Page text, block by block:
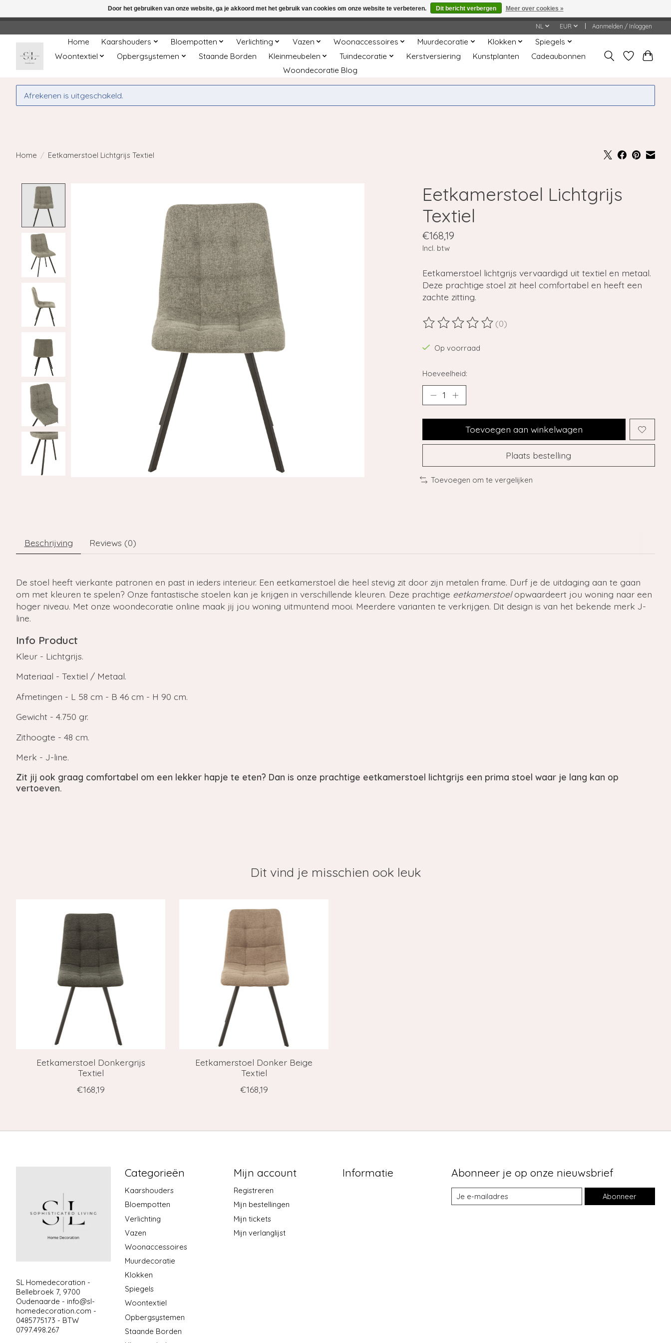
NL EUR Aanmelden / Inloggen
Home Kaarshouders Bloempotten Verlichting Vazen Woonaccessoires Muurdecoratie Klokken
Spiegels
Woontextiel
Opbergsystemen Staande Borden Kleinmeubelen Tuindecoratie Kerstversiering Kunstplanten
Cadeaubonnen
Woondecoratie Blog
Afrekenen is uitgeschakeld.
Home / Eetkamerstoel Lichtgrijs Textiel
Eetkamerstoel Lichtgrijs
Textiel
€168,19
Incl. btw
Eetkamerstoel lichtgrijs vervaardigd uit textiel en metaal.
Deze prachtige stoel zit heel comfortabel en heeft een
zachte zitting.
De beoordeling van dit product is
(0)
Op voorraad
Hoeveelheid:
Toevoegen aan winkelwagen
Plaats bestelling
Toevoegen om te vergelijken
Beschrijving Reviews (0)
De stoel heeft vierkante patronen en past in ieders interieur. Een eetkamerstoel die heel stevig zit door zijn metalen frame. Durf je de uitdaging aan te gaan
om met kleuren te spelen? Onze fantastische stoelen kan je krijgen in verschillende kleuren. Deze prachtige eetkamerstoelopwaardeert jou woning naar een
hoger niveau. Met onze woondecoratie online maak jij jou woning uitmuntend mooi. Meerdere varianten te verkrijgen. Dit design is van het bekende merk J-
line.
Info Product
Kleur - Lichtgrijs.
Materiaal - Textiel / Metaal.
Afmetingen - L 58 cm - B 46 cm - H 90 cm.
Gewicht - 4.750 gr.
Zithoogte - 48 cm.
Merk - J-line.
Zit jij ook graag comfortabel om een lekker hapje te eten? Dan is onze prachtige eetkamerstoel lichtgrijs een prima stoel waar je lang kan op
vertoeven.
Dit vind je misschien ook leuk
Eetkamerstoel Donkergrijs
Textiel
€168,19
Eetkamerstoel Donker Beige
Textiel
€168,19
SL Homedecoration -
Bellebroek 7, 9700
Oudenaarde - info@sl-
homedecoration.com -
0485775173 - BTW
0797.498.267
Categorieën
Kaarshouders
Bloempotten
Verlichting
Vazen
Woonaccessoires
Muurdecoratie
Klokken
Spiegels
Woontextiel
Opbergsystemen
Staande Borden
Mijn account
Registreren
Mijn bestellingen
Mijn tickets
Mijn verlanglijst
Informatie Abonneer je op onze nieuwsbrief
Abonneer
Door het gebruiken van onze website, ga je akkoord met het gebruik van cookies om onze website te verbeteren. Dit bericht verbergen Meer over cookies »
← Keer terug naar de backofficeDeze winkel is in aanbouw. Eventueel geplaatste orders zullen niet worden gehonoreerd of verwerkt.